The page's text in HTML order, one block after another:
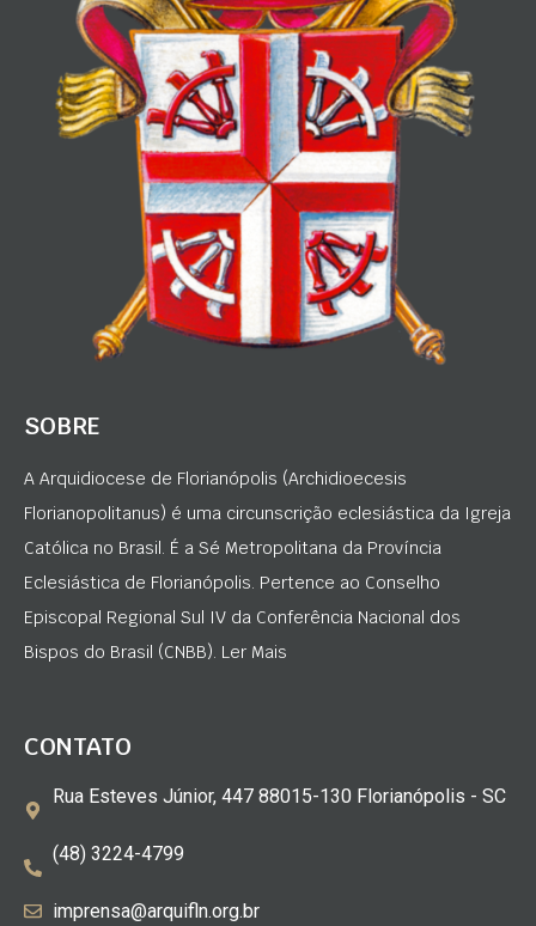
SOBRE
A Arquidiocese de Florianópolis (Archidioecesis
Florianopolitanus) é uma circunscrição eclesiástica da Igreja
Católica no Brasil. É a Sé Metropolitana da Província
Eclesiástica de Florianópolis. Pertence ao Conselho
Episcopal Regional Sul IV da Conferência Nacional dos
Bispos do Brasil (CNBB). Ler Mais
CONTATO
Rua Esteves Júnior, 447 88015-130 Florianópolis - SC
(48) 3224-4799
imprensa@arquifln.org.br